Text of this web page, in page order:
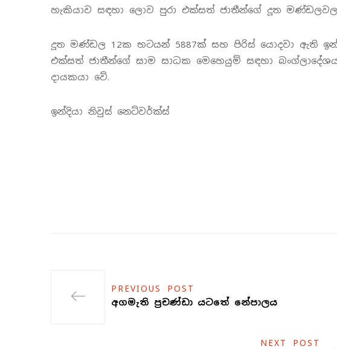
හැකියාව සඳහා ලොව පුරා එක්සත් ජාතීන්ගේ දූත
දූත මණ්ඩල 12ක භටයන් 5887ක් සහ පිරිස් යොදවා ඇති
එක්සත් ජාතීන්ගේ සාම සාධක මෙහෙයුම් සඳහා
දායකයා වේ.
ඉන්දියා නිවුස් නෙට්වර්ක්ස්
PREVIOUS POST
අගමැති ප්‍රචණ්ඩා යටතේ නේපාලය
NEXT POST